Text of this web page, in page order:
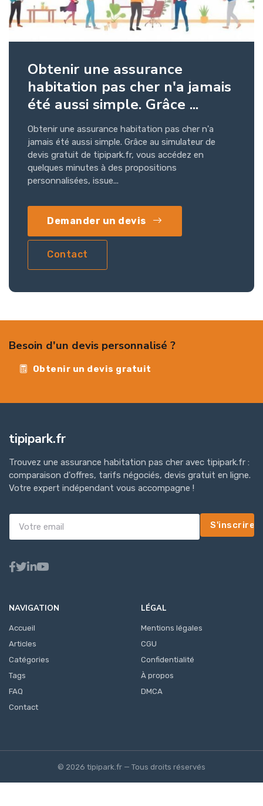
Obtenir une assurance
habitation pas cher n'a jamais
été aussi simple. Grâce ...
Obtenir une assurance habitation pas cher n'a
jamais été aussi simple. Grâce au simulateur de
devis gratuit de tipipark.fr, vous accédez en
quelques minutes à des propositions
personnalisées, issue...
Demander un devis
Contact
Besoin d'un devis personnalisé ?
Obtenir un devis gratuit
tipipark.fr
Trouvez une assurance habitation pas cher avec tipipark.fr :
comparaison d'offres, tarifs négociés, devis gratuit en ligne.
Votre expert indépendant vous accompagne !
S'inscrire
NAVIGATION
Accueil
Articles
Catégories
Tags
FAQ
Contact
LÉGAL
Mentions légales
CGU
Confidentialité
À propos
DMCA
© 2026 tipipark.fr — Tous droits réservés